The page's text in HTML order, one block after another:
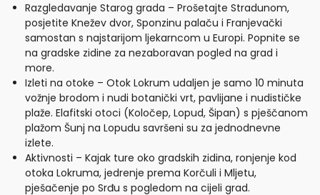
Razgledavanje Starog grada – Prošetajte Stradunom,
posjetite Knežev dvor, Sponzinu palaču i Franjevački
samostan s najstarijom ljekarncom u Europi. Popnite se
na gradske zidine za nezaboravan pogled na grad i
more.
Izleti na otoke – Otok Lokrum udaljen je samo 10 minuta
vožnje brodom i nudi botanički vrt, pavlijane i nudističke
plaže. Elafitski otoci (Koločep, Lopud, Šipan) s pješčanom
plažom Šunj na Lopudu savršeni su za jednodnevne
izlete.
Aktivnosti – Kajak ture oko gradskih zidina, ronjenje kod
otoka Lokruma, jedrenje prema Korčuli i Mljetu,
pješačenje po Srđu s pogledom na cijeli grad.